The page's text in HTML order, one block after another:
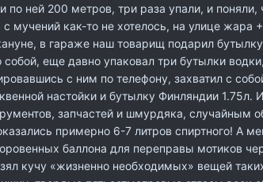
по ней 200 метров, три раза упали, и поняли,
с мучений как-то не хотелось, на улице
в гараже наш товарищ подарил
собой, еще давно упаковал три бутылки
с ним по телефону, захватил с
настойки и бутылку Финляндии 1.75л.
запчастей и шмурдяка, случайным
примерно 6-7 литров спиртного! А
баллона для переправы мотиков
кучу «жизненно необходимых» вещей